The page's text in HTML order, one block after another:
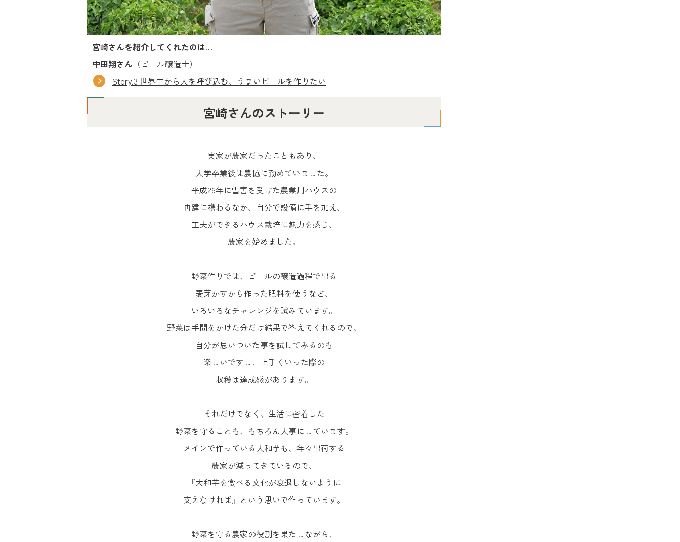
宮崎さんを紹介してくれたのは…
中田翔さん （ビール醸造士）
Story.3 世界中から人を呼び込む、うまいビールを作りたい
宮崎さんのストーリー
実家が農家だったこともあり、
大学卒業後は農協に勤めていました。
平成26年に雪害を受けた農業用ハウスの
再建に携わるなか、自分で設備に手を加え、
工夫ができるハウス栽培に魅力を感じ、
農家を始めました。
野菜作りでは、ビールの醸造過程で出る
麦芽かすから作った肥料を使うなど、
いろいろなチャレンジを試みています。
野菜は手間をかけた分だけ結果で答えてくれるので、
自分が思いついた事を試してみるのも
楽しいですし、上手くいった際の
収穫は達成感があります。
それだけでなく、生活に密着した
野菜を守ることも、もちろん大事にしています。
メインで作っている大和芋も、年々出荷する
農家が減ってきているので、
『大和芋を食べる文化が衰退しないように
支えなければ』という思いで作っています。
野菜を守る農家の役割を果たしながら、